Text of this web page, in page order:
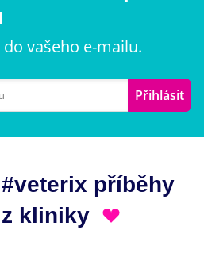
vašeho e-mailu.
Přihlásit
příběhy
kliniky